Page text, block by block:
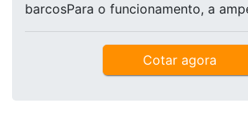
barcosPara o funcionamento, a
Cotar agora